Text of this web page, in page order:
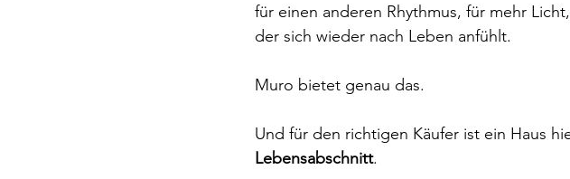
für einen anderen Rhythmus, für mehr
der sich wieder nach Leben anfühlt.
Muro bietet genau das.
Und für den richtigen Käufer ist ein Haus
Lebensabschnitt.